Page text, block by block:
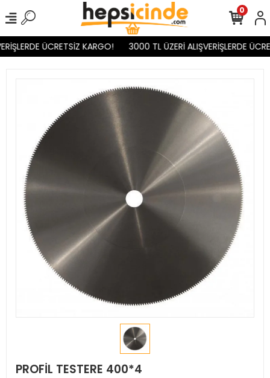
ÜCRETSİZ KARGO! 3000 TL ÜZERİ ALIŞVERİŞLERDE
0
PROFİL TESTERE 400*4